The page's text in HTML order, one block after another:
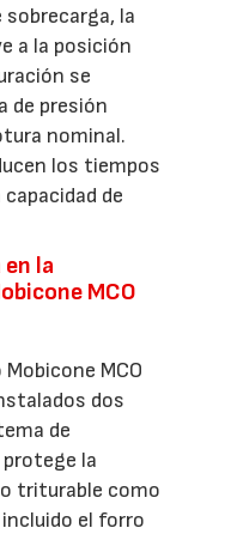
la
a la posición
se
de presión
nominal.
los tiempos
de
la
MCO
MCO
dos
de
protege la
triturable como
el forro